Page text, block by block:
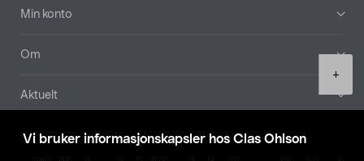
Vi bruker informasjonskapsler hos Clas Ohlson
+
Min konto
Om
Aktuelt
Våre selskaper